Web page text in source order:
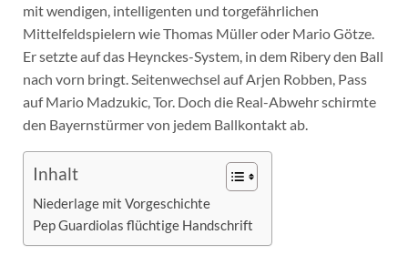
mit wendigen, intelligenten und torgefährlichen
Mittelfeldspielern wie Thomas Müller oder Mario Götze.
Er setzte auf das Heynckes-System, in dem Ribery den Ball
nach vorn bringt. Seitenwechsel auf Arjen Robben, Pass
auf Mario Madzukic, Tor. Doch die Real-Abwehr schirmte
den Bayernstürmer von jedem Ballkontakt ab.
Inhalt
Niederlage mit Vorgeschichte
Pep Guardiolas flüchtige Handschrift